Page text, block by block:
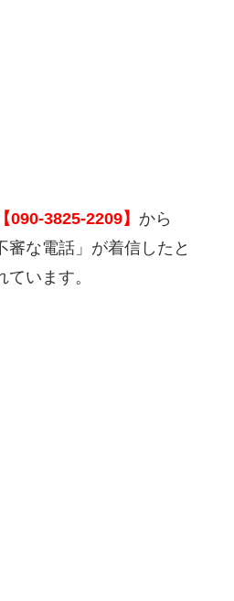
090-3825-2209】 から
審な電話」が着信したと
います。